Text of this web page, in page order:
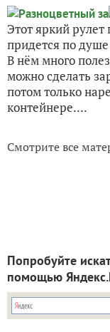
Этот яркий рулет
придется по
В нём много
можно сделать
потом только
контейнере....
Смотрите все
Попробуйте
помощью